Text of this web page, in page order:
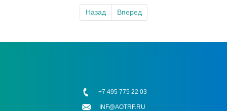
Назад Вперед
+7 495 775 22 03
INF@AOTRF.RU